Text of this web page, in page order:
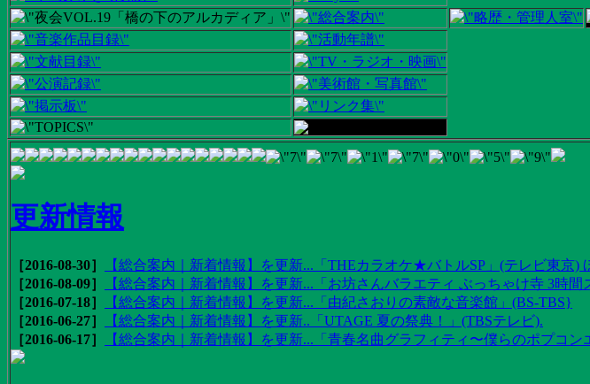
更新情報
［2016-08-30］
【総合案内｜新着情報】を更新...「THEカラオケ★バトルSP」(テレビ東京)
［2016-08-09］
【総合案内｜新着情報】を更新...「お坊さんバラエティ ぶっちゃけ寺 3時
［2016-07-18］
【総合案内｜新着情報】を更新...「由紀さおりの素敵な音楽館」(BS-TBS}
［2016-06-27］
【総合案内｜新着情報】を更新..「UTAGE 夏の祭典！」(TBSテレビ).
［2016-06-17］
【総合案内｜新着情報】を更新...「青春名曲グラフィティ〜僕らのポプコン